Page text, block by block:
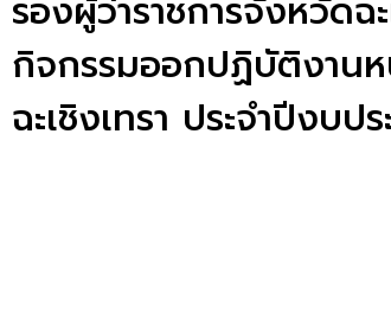
รองผู้ว่าราชการจังหวัดฉ
กิจกรรมออกปฏิบัติงาน
ฉะเชิงเทรา ประจำปีงบ